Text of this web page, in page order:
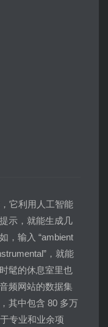
它利用人工智能
示，就能生成几
，输入 “ambient
，就能
髦的休息室里也
频网站的数据集
其中包含 80 多万
专业和业余项